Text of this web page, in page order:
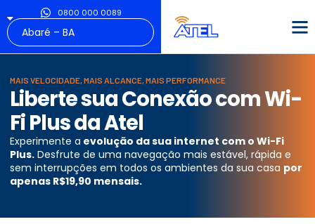
0800 000 0089
MAIS VELOCIDADE, MAIS ALCANCE, MAIS PERFORMANCE
Liberte sua Conexão com Wi-
Fi Plus da Atel
Experimente a evolução da sua internet com o Wi-Fi
Plus. Desfrute de uma navegação mais estável, rápida e
sem interrupções em todos os ambientes da sua casa por
apenas R$19,90 mensais.